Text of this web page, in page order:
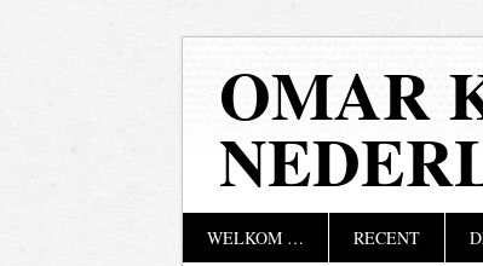
OMAR
Hoofdmenu
WELKOM … RECENT